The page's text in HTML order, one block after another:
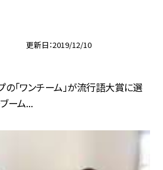
更新日 2019/12/10
の「ワンチーム」が流行語大賞に選
ーム...